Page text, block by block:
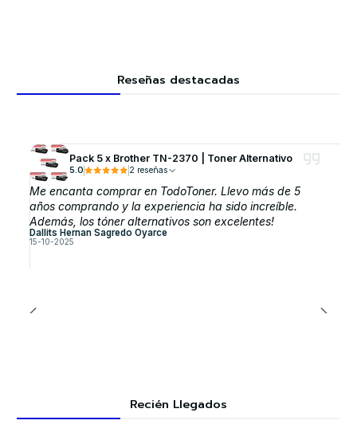
Reseñas destacadas
Pack 5 x Brother TN-2370 | Toner Alternativo
5.0 2 reseñas
Me encanta comprar en TodoToner. Llevo más de 5
años comprando y la experiencia ha sido increíble.
Además, los tóner alternativos son excelentes!
Dallits Hernan Sagredo Oyarce
15-10-2025
Recién Llegados